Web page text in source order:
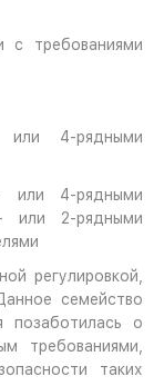
с требованиями
4-рядными
или 4-рядными
или 2-рядными
регулировкой,
семейство
позаботилась о
требованиями,
таких